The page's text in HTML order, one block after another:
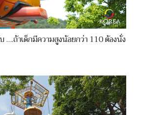
….ถ้าเด็กมีความสูงน้อยกว่า 110 ต้องนั่ง